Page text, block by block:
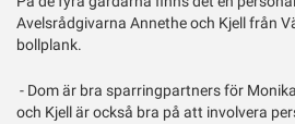
Avelsrådgivarna Annethe och Kjell från
bollplank.
- Dom är bra sparringpartners för
och Kjell är också bra på att involvera